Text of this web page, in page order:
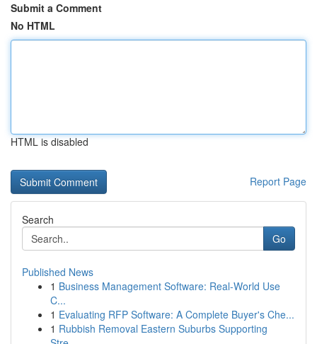
Submit a Comment
No HTML
HTML is disabled
Report Page
Search
Go
Published News
1 Business Management Software: Real-World Use
C...
1 Evaluating RFP Software: A Complete Buyer's Che...
1 Rubbish Removal Eastern Suburbs Supporting